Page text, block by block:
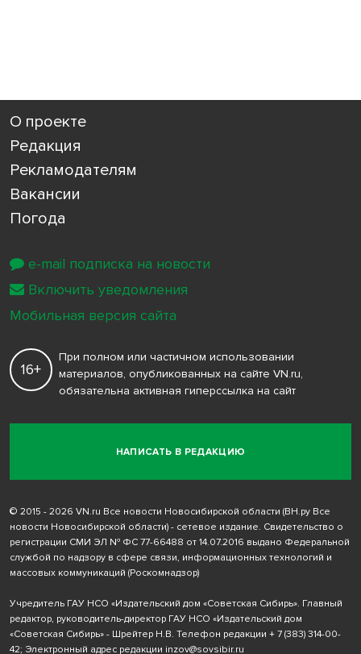
О проекте
Редакция
Рекламодателям
Вакансии
Погода
НАПИСАТЬ В РЕДАКЦИЮ
16+
При полном или частичном использовании
материалов, опубликованных на сайте VN.ru,
обязательна активная гиперссылка на сайт
© 2015 - 2026 VN.ru Все новости Новосибирской области (ВН.ру Все
новости Новосибирской области) - сетевое издание. Свидетельство о
регистрации СМИ ЭЛ № ФС 77-66488 от 14.07.2016 выдано Федеральной
службой по надзору в сфере связи, информационных технологий и
массовых коммуникаций (Роскомнадзор)
Учредитель ГАУ НСО «Издательский дом «Советская Сибирь». Главный
редактор, руководитель-директор ГАУ НСО «Издательский дом
«Советская Сибирь» - Шрейтер Н.В. Телефон редакции + 7 (383) 314-00-
42; Электронный адрес редакции inzov@sovsibir.ru
e-mail подписка на новости
Включить уведомления
Мобильная версия сайта